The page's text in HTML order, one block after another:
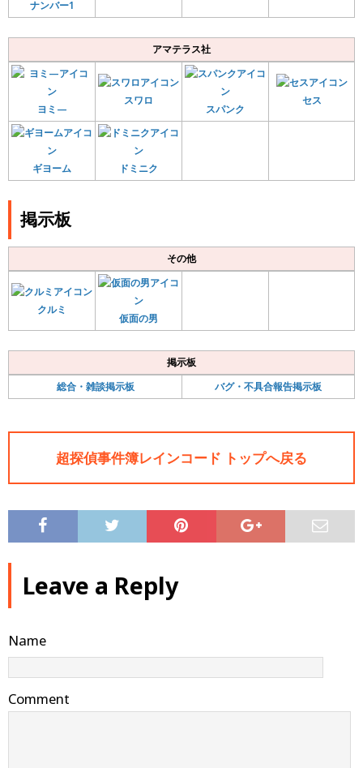
ナンバー1
アマテラス社
ヨミ—
スワロ
スパンク
セス
ギヨーム ドミニク
掲示板
その他
クルミ
仮面の男
掲示板
総合・雑談掲示板
バグ・不具合報告掲示板
超探偵事件簿レインコード トップへ戻る
Leave a Reply
Name
Comment